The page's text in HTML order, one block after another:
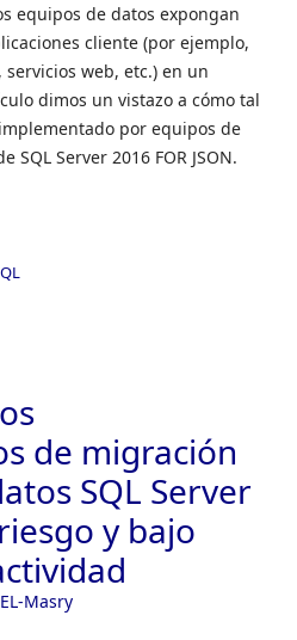
equipos de datos expongan
cliente (por ejemplo,
web, etc.) en un
dimos un vistazo a cómo tal
por equipos de
Server 2016 FOR JSON.
de migración
SQL Server
y bajo
Masry